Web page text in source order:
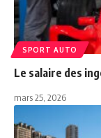
SPORT AUTO
Le salaire des
mars 25, 2026